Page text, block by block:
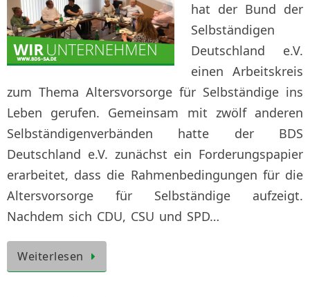
hat der Bund der
Selbständigen
Deutschland e.V.
einen Arbeitskreis
zum Thema Altersvorsorge für Selbständige ins
Leben gerufen. Gemeinsam mit zwölf anderen
Selbständigenverbänden hatte der BDS
Deutschland e.V. zunächst ein Forderungspapier
erarbeitet, dass die Rahmenbedingungen für die
Altersvorsorge für Selbständige aufzeigt.
Nachdem sich CDU, CSU und SPD…
Weiterlesen